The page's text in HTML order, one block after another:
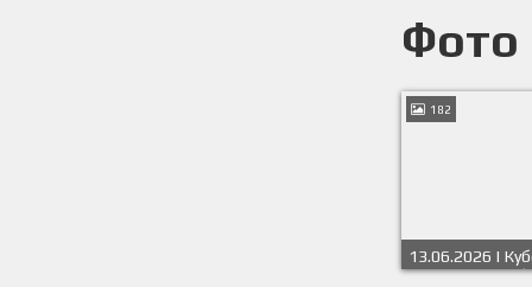
Фото
182
13.06.2026 |
пляжному